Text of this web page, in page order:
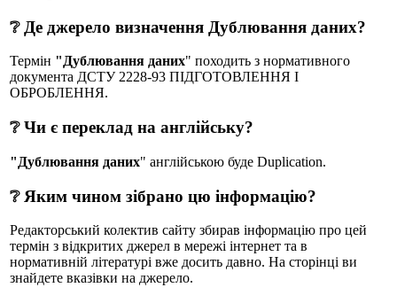
❔ Де джерело визначення Дублювання даних?
Термін "Дублювання даних" походить з нормативного
документа ДСТУ 2228-93 ПIДГОТОВЛЕННЯ I
ОБРОБЛЕННЯ.
❔ Чи є переклад на англійську?
"Дублювання даних" англійською буде Duplication.
❔ Яким чином зібрано цю інформацію?
Редакторський колектив сайту збирав інформацію про цей
термін з відкритих джерел в мережі інтернет та в
нормативній літературі вже досить давно. На сторінці ви
знайдете вказівки на джерело.